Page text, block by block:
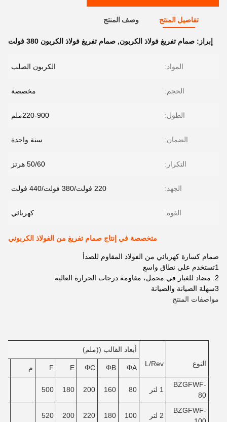
تفاصيل المنتج وصف المنتج
إبراز: صمام تفريغ فولاذ الكربون, صمام تفريغ فولاذ الكربون 380 فولت
المواد: الكربون الصلب
الحجم: مخصصة
الطول: 220-900ملم
الضمان: سنة واحدة
التكرار: 50/60 هرتز
الجهد: 220 فولت/380 فولت/440 فولت
القوة: كهربائي
متخصصة في إنتاج صمام تفريغ من الفولاذ الكربوني
صمام كسارة كهربائي من الفولاذ المقاوم للصدأ
1تستخدم على نطاق واسع
2. مضاد للغبار في محمل، مقاومة درجات الحرارة العالية
3سهلة الصيانة والصيانة
مواصفات المنتج
النوع L/Rev
أبعاد القالب ((ملم)
ΦA
ΦB
ΦC
E
F م
BZGFWF-
80
1 لتر 80
160
200
180
500
BZGFWF-
2 لتر 100
180
220
200
520